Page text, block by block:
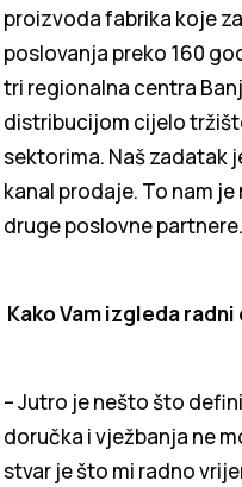
proizvoda fabrika koje
poslovanja preko 160
tri regionalna centra
distribucijom cijelo
sektorima. Naš zadatak
kanal prodaje. To nam
druge poslovne partnere.
Kako Vam izgleda radni
– Jutro je nešto što
doručka i vježbanja ne
stvar je što mi radno